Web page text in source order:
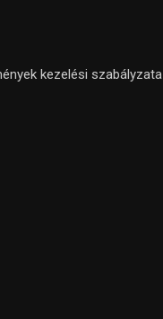
kezelési szabályzata